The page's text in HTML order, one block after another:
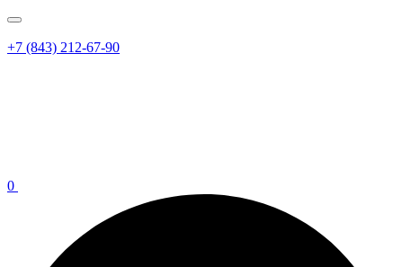
+7 (843) 212-67-90
0